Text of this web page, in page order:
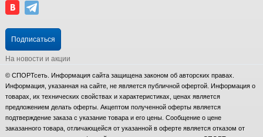
Подписаться
На новости и акции
© СПОРТсеть. Информация сайта защищена законом об авторских правах.
Информация, указанная на сайте, не является публичной офертой. Информация о
товарах, их технических свойствах и характеристиках, ценах является
предложением делать оферты. Акцептом полученной оферты является
подтверждение заказа с указание товара и его цены. Сообщение о цене
заказанного товара, отличающейся от указанной в оферте является отказом от